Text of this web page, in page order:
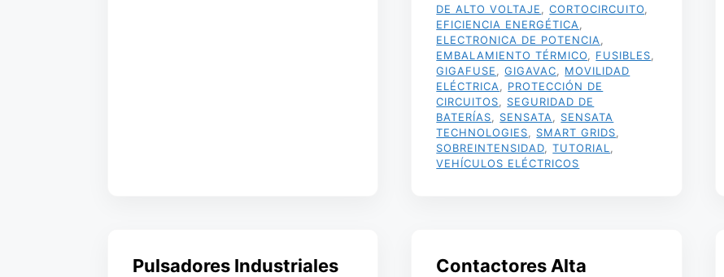
DE ALTO VOLTAJE
,CORTOCIRCUITO
EFICIENCIA ENERGÉTICA
ELECTRONICA DE POTENCIA
EMBALAMIENTO TÉRMICO
FUSIBLES
GIGAFUSE
,GIGAVAC
MOVILIDAD
ELÉCTRICA
PROTECCIÓN DE
CIRCUITOS
SEGURIDAD DE
BATERÍAS
SENSATA
SENSATA
TECHNOLOGIES
SMART GRIDS
SOBREINTENSIDAD ,TUTORIAL
VEHÍCULOS ELÉCTRICOS
Pulsadores Industriales
Contactores Alta